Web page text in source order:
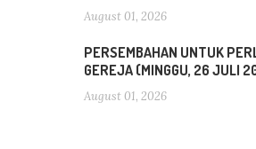
August 01, 2026
PERSEMBAHAN UNTUK
GEREJA (MINGGU, 26 JULI
August 01, 2026